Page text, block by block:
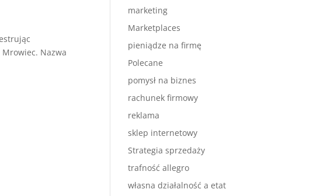
Mrowiec. Nazwa
marketing
Marketplaces
pieniądze na firmę
Polecane
pomysł na biznes
rachunek firmowy
reklama
sklep internetowy
Strategia sprzedaży
trafność allegro
własna działalność a etat